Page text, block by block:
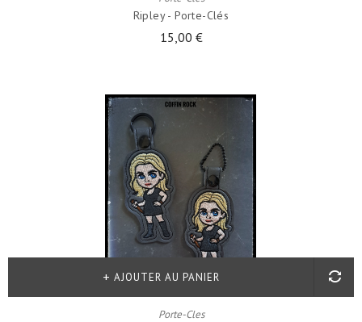
Ripley - Porte-Clés
15,00 €
Porte-Cles
AJOUTER AU PANIER